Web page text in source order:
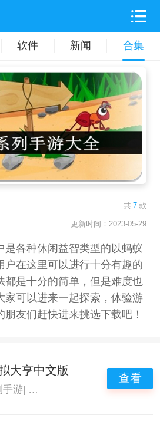
软件 新闻 合集
共 7 款
更新时间：2023-05-29
是各种休闲益智类型的以蚂蚁
户在这里可以进行十分有趣的
都是十分的简单，但是难度也
家可以进来一起探索，体验游
友们赶快进来挑选下载吧！
大亨中文版
手游| 模拟动物的游戏 动物模拟器
查看